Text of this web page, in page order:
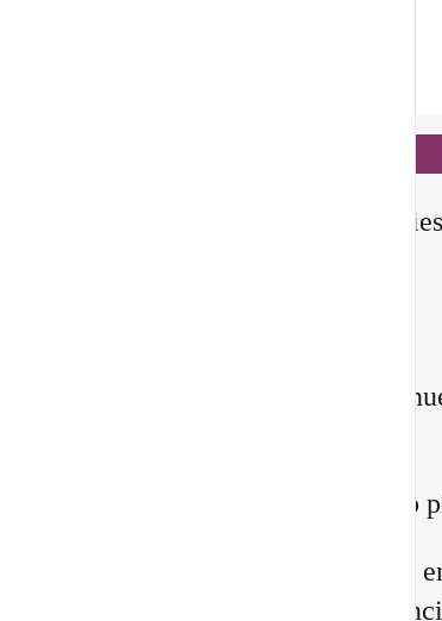
, no
Antes de pedirle a la vida algo
¿Quién estoy siendo mientras lo
Quizá sientes que ya no encajas
lugares. Que necesitas más